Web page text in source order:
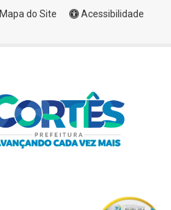
Mapa do Site
Acessibilidade